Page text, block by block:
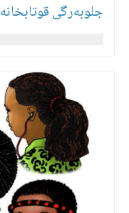
جلوبەرگی قوتابخانە